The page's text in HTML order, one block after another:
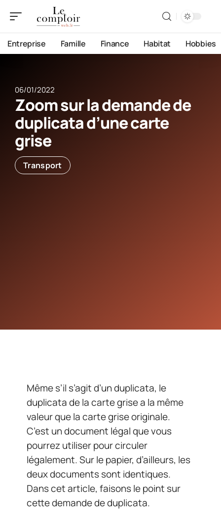
Entreprise Famille Finance Habitat Hobbies
06/01/2022
Zoom sur la demande de
duplicata d’une carte
grise
Transport
Même s’il s’agit d’un duplicata, le
duplicata de la carte grise a la même
valeur que la carte grise originale.
C’est un document légal que vous
pourrez utiliser pour circuler
légalement. Sur le papier, d’ailleurs, les
deux documents sont identiques.
Dans cet article, faisons le point sur
cette demande de duplicata.